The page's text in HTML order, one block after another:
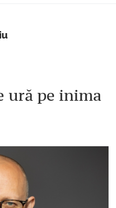
ură pe inima